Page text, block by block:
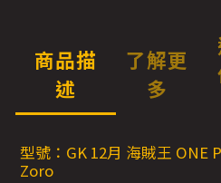
商品描
述
了解更
多
型號：GK 12月 海賊王 ONE
Zoro